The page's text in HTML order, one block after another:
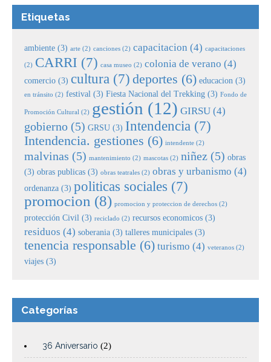
Etiquetas
ambiente (3) arte (2) canciones (2) capacitacion (4) capacitaciones
(2) CARRI (7) casa museo (2) colonia de verano (4)
comercio (3) cultura (7) deportes (6) educacion (3)
en tránsito (2) festival (3) Fiesta Nacional del Trekking (3) Fondo de
Promoción Cultural (2) gestión (12) GIRSU (4)
gobierno (5) GRSU (3) Intendencia (7)
Intendencia. gestiones (6) intendente (2)
malvinas (5) mantenimiento (2) mascotas (2) niñez (5) obras
(3) obras publicas (3) obras teatrales (2) obras y urbanismo (4)
ordenanza (3) politicas sociales (7)
promocion (8) promocion y proteccion de derechos (2)
protección Civil (3) reciclado (2) recursos economicos (3)
residuos (4) soberania (3) talleres municipales (3)
tenencia responsable (6) turismo (4) veteranos (2)
viajes (3)
Categorías
36 Aniversario (2)